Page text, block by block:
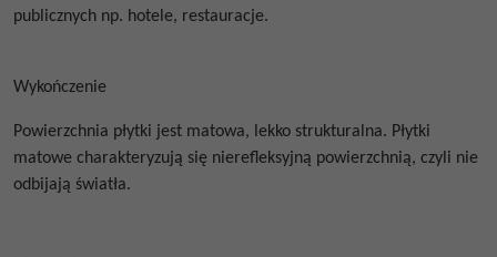
publicznych np. hotele, restauracje.
Wykończenie
Powierzchnia płytki jest matowa, lekko strukturalna. Płytki
matowe charakteryzują się nierefleksyjną powierzchnią, czyli nie
odbijają światła.